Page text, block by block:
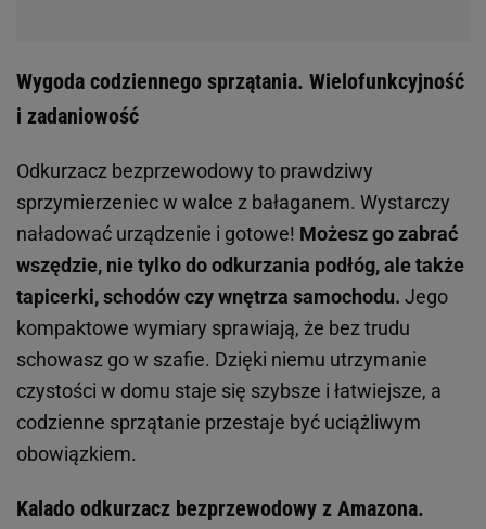
Wygoda codziennego sprzątania. Wielofunkcyjność
i zadaniowość
Odkurzacz bezprzewodowy to prawdziwy
sprzymierzeniec w walce z bałaganem. Wystarczy
naładować urządzenie i gotowe! Możesz go zabrać
wszędzie, nie tylko do odkurzania podłóg, ale także
tapicerki, schodów czy wnętrza samochodu. Jego
kompaktowe wymiary sprawiają, że bez trudu
schowasz go w szafie. Dzięki niemu utrzymanie
czystości w domu staje się szybsze i łatwiejsze, a
codzienne sprzątanie przestaje być uciążliwym
obowiązkiem.
Kalado odkurzacz bezprzewodowy z Amazona.